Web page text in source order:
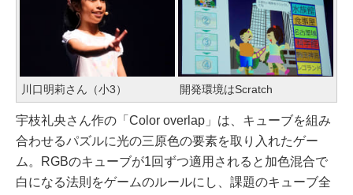
川口明莉さん（小3） 開発環境はScratch
宇枝礼央さん作の「Color overlap」は、キューブを組み
合わせるパズルに光の三原色の要素を取り入れたゲー
ム。RGBのキューブが1回ずつ適用されると加色混合で
白になる法則をゲームのルールにし、課題のキューブ全